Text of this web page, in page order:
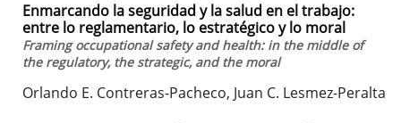
Enmarcando la seguridad y la salud en el trabajo:
entre lo reglamentario, lo estratégico y lo moral
Framing occupational safety and health: in the middle of
the regulatory, the strategic, and the moral
Orlando E. Contreras-Pacheco, Juan C. Lesmez-Peralta